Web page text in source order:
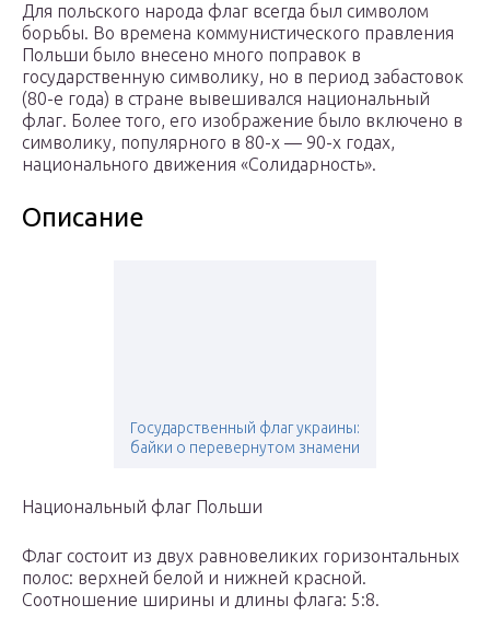
Для польского народа флаг всегда был символом
борьбы. Во времена коммунистического правления
Польши было внесено много поправок в
государственную символику, но в период забастовок
(80-е года) в стране вывешивался национальный
флаг. Более того, его изображение было включено в
символику, популярного в 80-х — 90-х годах,
национального движения «Солидарность».
Описание
Государственный флаг украины:
байки о перевернутом знамени
Национальный флаг Польши
Флаг состоит из двух равновеликих горизонтальных
полос: верхней белой и нижней красной.
Соотношение ширины и длины флага: 5:8.